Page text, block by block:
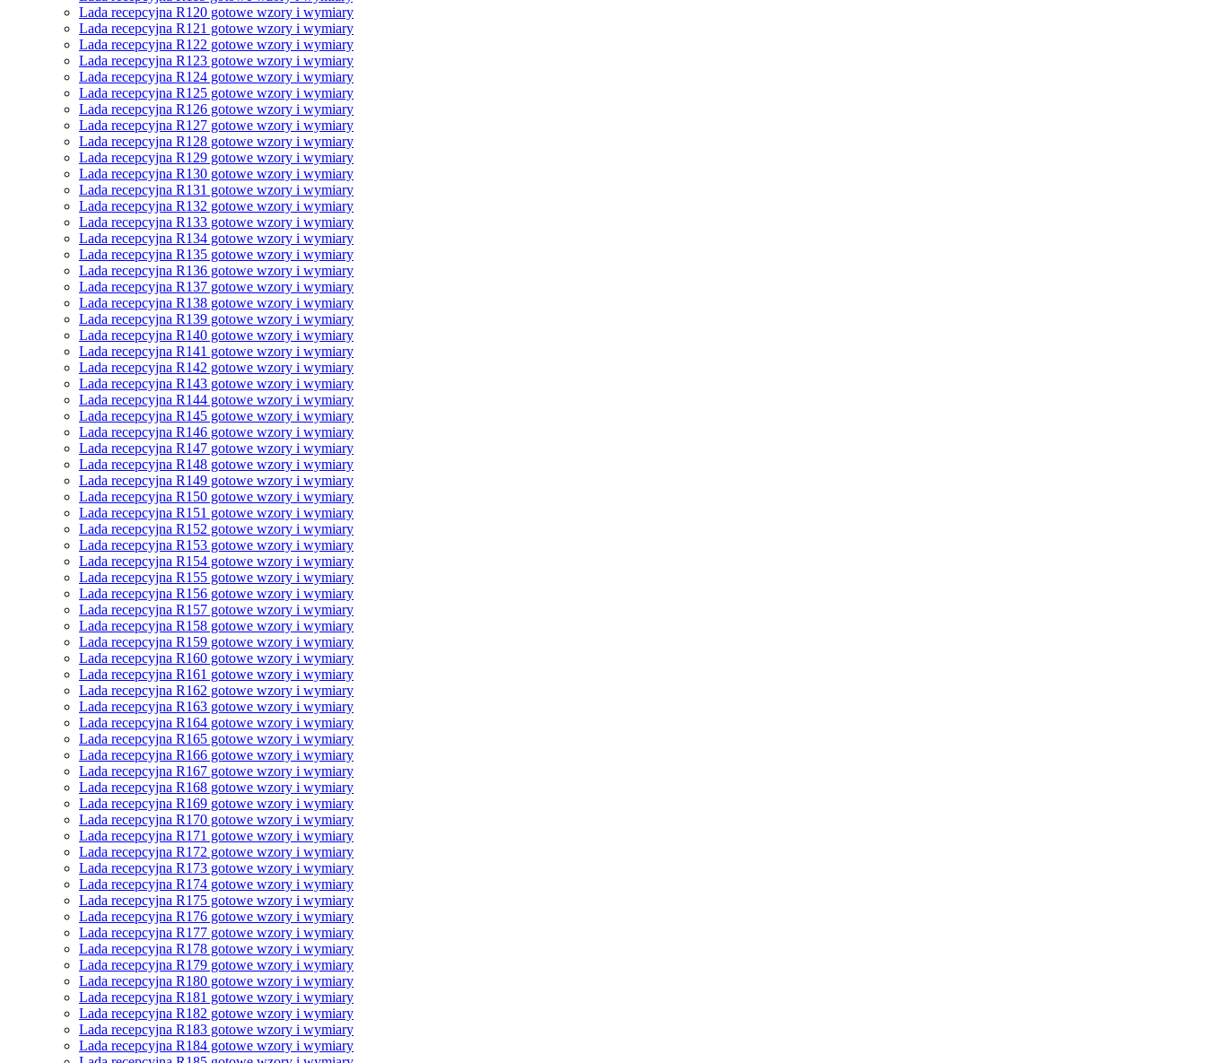
Lada recepcyjna R120 gotowe wzory i wymiary
Lada recepcyjna R121 gotowe wzory i wymiary
Lada recepcyjna R122 gotowe wzory i wymiary
Lada recepcyjna R123 gotowe wzory i wymiary
Lada recepcyjna R124 gotowe wzory i wymiary
Lada recepcyjna R125 gotowe wzory i wymiary
Lada recepcyjna R126 gotowe wzory i wymiary
Lada recepcyjna R127 gotowe wzory i wymiary
Lada recepcyjna R128 gotowe wzory i wymiary
Lada recepcyjna R129 gotowe wzory i wymiary
Lada recepcyjna R130 gotowe wzory i wymiary
Lada recepcyjna R131 gotowe wzory i wymiary
Lada recepcyjna R132 gotowe wzory i wymiary
Lada recepcyjna R133 gotowe wzory i wymiary
Lada recepcyjna R134 gotowe wzory i wymiary
Lada recepcyjna R135 gotowe wzory i wymiary
Lada recepcyjna R136 gotowe wzory i wymiary
Lada recepcyjna R137 gotowe wzory i wymiary
Lada recepcyjna R138 gotowe wzory i wymiary
Lada recepcyjna R139 gotowe wzory i wymiary
Lada recepcyjna R140 gotowe wzory i wymiary
Lada recepcyjna R141 gotowe wzory i wymiary
Lada recepcyjna R142 gotowe wzory i wymiary
Lada recepcyjna R143 gotowe wzory i wymiary
Lada recepcyjna R144 gotowe wzory i wymiary
Lada recepcyjna R145 gotowe wzory i wymiary
Lada recepcyjna R146 gotowe wzory i wymiary
Lada recepcyjna R147 gotowe wzory i wymiary
Lada recepcyjna R148 gotowe wzory i wymiary
Lada recepcyjna R149 gotowe wzory i wymiary
Lada recepcyjna R150 gotowe wzory i wymiary
Lada recepcyjna R151 gotowe wzory i wymiary
Lada recepcyjna R152 gotowe wzory i wymiary
Lada recepcyjna R153 gotowe wzory i wymiary
Lada recepcyjna R154 gotowe wzory i wymiary
Lada recepcyjna R155 gotowe wzory i wymiary
Lada recepcyjna R156 gotowe wzory i wymiary
Lada recepcyjna R157 gotowe wzory i wymiary
Lada recepcyjna R158 gotowe wzory i wymiary
Lada recepcyjna R159 gotowe wzory i wymiary
Lada recepcyjna R160 gotowe wzory i wymiary
Lada recepcyjna R161 gotowe wzory i wymiary
Lada recepcyjna R162 gotowe wzory i wymiary
Lada recepcyjna R163 gotowe wzory i wymiary
Lada recepcyjna R164 gotowe wzory i wymiary
Lada recepcyjna R165 gotowe wzory i wymiary
Lada recepcyjna R166 gotowe wzory i wymiary
Lada recepcyjna R167 gotowe wzory i wymiary
Lada recepcyjna R168 gotowe wzory i wymiary
Lada recepcyjna R169 gotowe wzory i wymiary
Lada recepcyjna R170 gotowe wzory i wymiary
Lada recepcyjna R171 gotowe wzory i wymiary
Lada recepcyjna R172 gotowe wzory i wymiary
Lada recepcyjna R173 gotowe wzory i wymiary
Lada recepcyjna R174 gotowe wzory i wymiary
Lada recepcyjna R175 gotowe wzory i wymiary
Lada recepcyjna R176 gotowe wzory i wymiary
Lada recepcyjna R177 gotowe wzory i wymiary
Lada recepcyjna R178 gotowe wzory i wymiary
Lada recepcyjna R179 gotowe wzory i wymiary
Lada recepcyjna R180 gotowe wzory i wymiary
Lada recepcyjna R181 gotowe wzory i wymiary
Lada recepcyjna R182 gotowe wzory i wymiary
Lada recepcyjna R183 gotowe wzory i wymiary
Lada recepcyjna R184 gotowe wzory i wymiary